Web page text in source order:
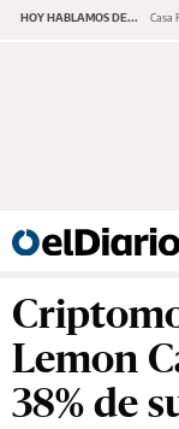
HOY HABLAMOS DE... Casa
Lemon
38% de